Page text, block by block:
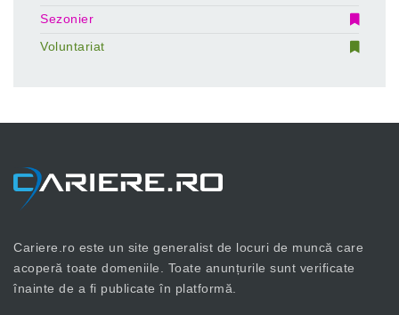
Sezonier
Voluntariat
Cariere.ro este un site generalist de locuri de muncă care
acoperă toate domeniile. Toate anunțurile sunt verificate
înainte de a fi publicate în platformă.